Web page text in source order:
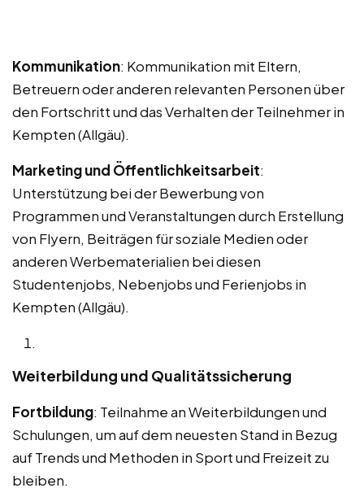
Kommunikation: Kommunikation mit Eltern,
Betreuern oder anderen relevanten Personen über
den Fortschritt und das Verhalten der Teilnehmer in
Kempten (Allgäu).
Marketing und Öffentlichkeitsarbeit:
Unterstützung bei der Bewerbung von
Programmen und Veranstaltungen durch Erstellung
von Flyern, Beiträgen für soziale Medien oder
anderen Werbematerialien bei diesen
Studentenjobs, Nebenjobs und Ferienjobs in
Kempten (Allgäu).
Weiterbildung und Qualitätssicherung
Fortbildung: Teilnahme an Weiterbildungen und
Schulungen, um auf dem neuesten Stand in Bezug
auf Trends und Methoden in Sport und Freizeit zu
bleiben.